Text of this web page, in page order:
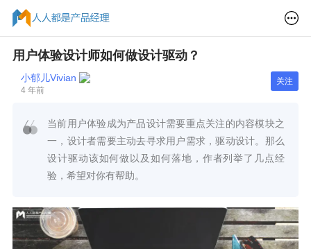
用户体验设计师如何做设计驱动？
小郁儿Vivian
4 年前
关注
当前用户体验成为产品设计需要重点关注的内容模块之
一，设计者需要主动去寻求用户需求，驱动设计。那么
设计驱动该如何做以及如何落地，作者列举了几点经
验，希望对你有帮助。